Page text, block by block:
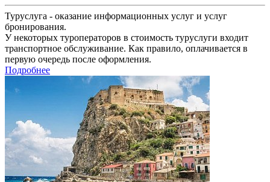
Туруслуга - оказание информационных услуг и услуг
бронирования.
У некоторых туроператоров в стоимость туруслуги входит
транспортное обслуживание. Как правило, оплачивается в
первую очередь после оформления.
Подробнее